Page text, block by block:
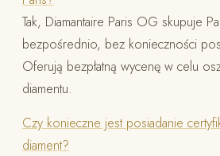
Tak, Diamantaire Paris OG skupuje
bezpośrednio, bez konieczności
Oferują bezpłatną wycenę w celu
diamentu.
Czy konieczne jest posiadanie
diament?